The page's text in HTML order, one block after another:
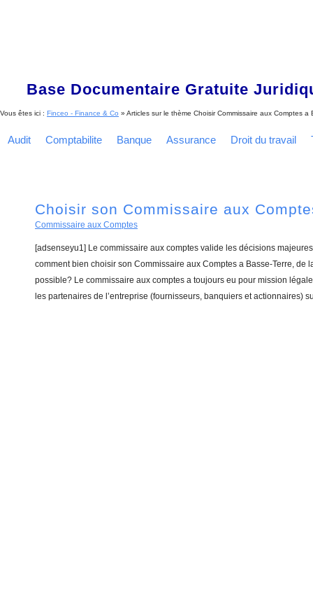
Base Documentaire Gratuite
Vous êtes ici : Finceo - Finance & Co » Articles sur le thème Choisir Commissaire aux Comptes a
Audit Comptabilite Banque Assurance Droit du travail
Choisir son Commissaire aux
Commissaire aux Comptes
[adsenseyu1] Le commissaire aux comptes valide les décisions
comment bien choisir son Commissaire aux Comptes a Basse-Terre, de
possible? Le commissaire aux comptes a toujours eu pour mission
les partenaires de l’entreprise (fournisseurs, banquiers et actionnaires)